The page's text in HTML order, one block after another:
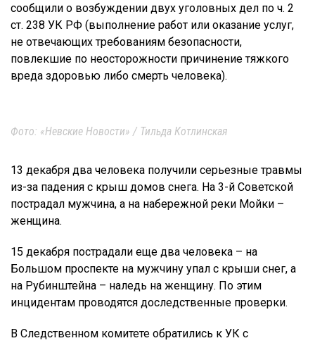
сообщили о возбуждении двух уголовных дел по ч. 2
ст. 238 УК РФ (выполнение работ или оказание услуг,
не отвечающих требованиям безопасности,
повлекшие по неосторожности причинение тяжкого
вреда здоровью либо смерть человека).
Фото: «Невские Новости» / Тильда Котлинская
13 декабря два человека получили серьезные травмы
из-за падения с крыш домов снега. На 3-й Советской
пострадал мужчина, а на набережной реки Мойки –
женщина.
15 декабря пострадали еще два человека – на
Большом проспекте на мужчину упал с крыши снег, а
на Рубинштейна – наледь на женщину. По этим
инцидентам проводятся доследственные проверки.
В Следственном комитете обратились к УК с